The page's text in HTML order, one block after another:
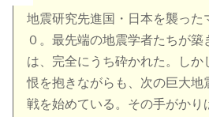
地震研究先進国・日本を襲った
０。最先端の地震学者たちが
は、完全にうち砕かれた。しか
恨を抱きながらも、次の巨大地
戦を始めている。その手がかり